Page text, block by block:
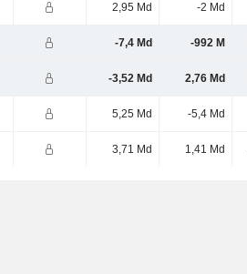
2,95 Md -2 Md
-7,4 Md -992 M
-3,52 Md 2,76 Md
5,25 Md -5,4 Md
3,71 Md 1,41 Md